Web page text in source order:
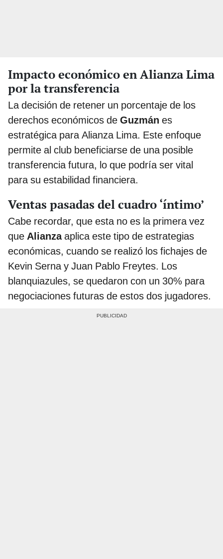
Impacto económico en Alianza Lima
por la transferencia
La decisión de retener un porcentaje de los
derechos económicos de Guzmán es
estratégica para Alianza Lima. Este enfoque
permite al club beneficiarse de una posible
transferencia futura, lo que podría ser vital
para su estabilidad financiera.
Ventas pasadas del cuadro ‘íntimo’
Cabe recordar, que esta no es la primera vez
que Alianzaaplica este tipo de estrategias
económicas, cuando se realizó los fichajes de
Kevin Serna y Juan Pablo Freytes. Los
blanquiazules, se quedaron con un 30% para
negociaciones futuras de estos dos jugadores.